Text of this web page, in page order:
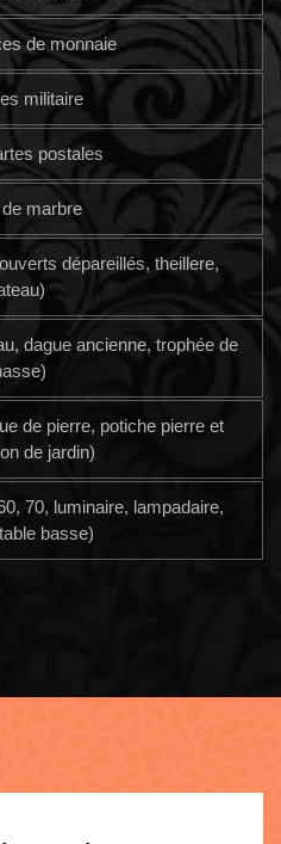
de monnaie
militaire
postales
marbre
dépareillés, theillere,
dague ancienne, trophée de
de pierre, potiche pierre et
de jardin)
70, luminaire, lampadaire,
basse)